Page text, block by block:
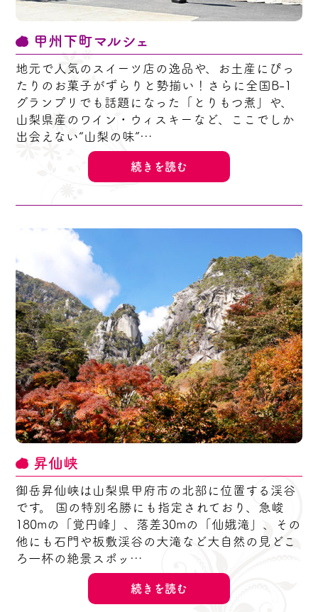
甲州下町マルシェ
地元で人気のスイーツ店の逸品や、お土産にぴっ
たりのお菓子がずらりと勢揃い！さらに全国B-1
グランプリでも話題になった「とりもつ煮」や、
山梨県産のワイン・ウィスキーなど、ここでしか
出会えない“山梨の味”…
続きを読む
昇仙峡
御岳昇仙峡は山梨県甲府市の北部に位置する渓谷
です。 国の特別名勝にも指定されており、急峻
180mの「覚円峰」、落差30mの「仙娥滝」、その
他にも石門や板敷渓谷の大滝など大自然の見どこ
ろ一杯の絶景スポッ…
続きを読む